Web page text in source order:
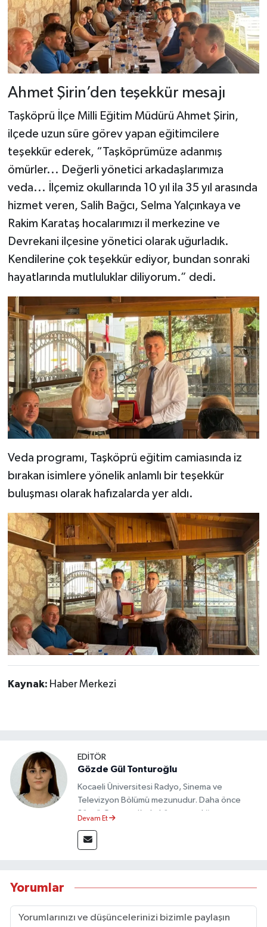
Ahmet Şirin’den teşekkür mesajı
Taşköprü İlçe Milli Eğitim Müdürü Ahmet Şirin,
ilçede uzun süre görev yapan eğitimcilere
teşekkür ederek, “Taşköprümüze adanmış
ömürler... Değerli yönetici arkadaşlarımıza
veda... İlçemiz okullarında 10 yıl ila 35 yıl arasında
hizmet veren, Salih Bağcı, Selma Yalçınkaya ve
Rakim Karataş hocalarımızı il merkezine ve
Devrekani ilçesine yönetici olarak uğurladık.
Kendilerine çok teşekkür ediyor, bundan sonraki
hayatlarında mutluluklar diliyorum.” dedi.
Veda programı, Taşköprü eğitim camiasında iz
bırakan isimlere yönelik anlamlı bir teşekkür
buluşması olarak hafızalarda yer aldı.
Kaynak: Haber Merkezi
EDİTÖR
Gözde Gül Tonturoğlu
Kocaeli Üniversitesi Radyo, Sinema ve
Televizyon Bölümü mezunudur. Daha önce
Sözcü Gazetesi’nde köşe yazarlığı yapmış ve
Devam Et
Yorumlar
Siyaset Haberleri
Dünya Haberleri
Yerel Haberler
Haber Arşivi